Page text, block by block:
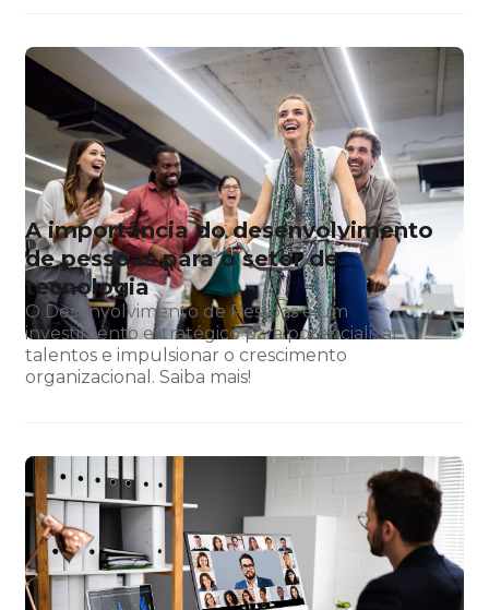
A importância do desenvolvimento
de pessoas para o setor de
tecnologia
O Desenvolvimento de Pessoas é um
investimento estratégico para potencializar
talentos e impulsionar o crescimento
organizacional. Saiba mais!